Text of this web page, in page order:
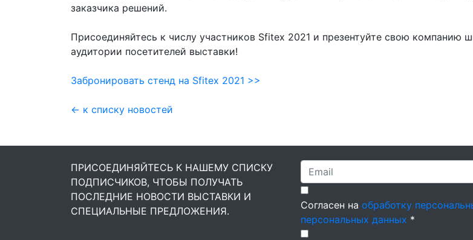
заказчика решений.
Присоединяйтесь к числу участников Sfitex 2021 и презентуйте свою компанию
аудитории посетителей выставки!
Забронировать стенд на Sfitex 2021 >>
← к списку новостей
ПРИСОЕДИНЯЙТЕСЬ К НАШЕМУ СПИСКУ
ПОДПИСЧИКОВ, ЧТОБЫ ПОЛУЧАТЬ
ПОСЛЕДНИЕ НОВОСТИ ВЫСТАВКИ И
СПЕЦИАЛЬНЫЕ ПРЕДЛОЖЕНИЯ.
Согласен на обработку
персональных данных *